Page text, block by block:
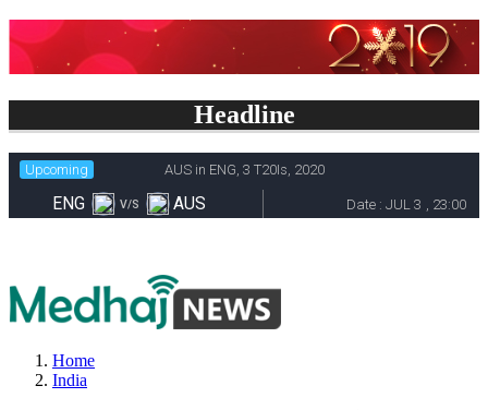
Headline
Home
India